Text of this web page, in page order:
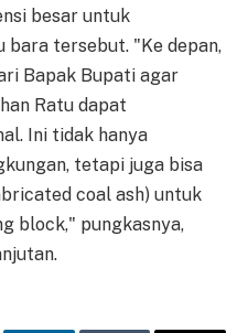
besar untuk
bara tersebut. "Ke depan,
Bapak Bupati agar
Ratu dapat
Ini tidak hanya
tetapi juga bisa
coal ash) untuk
block," pungkasnya,